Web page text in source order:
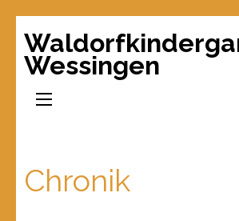
Wessingen
Chronik